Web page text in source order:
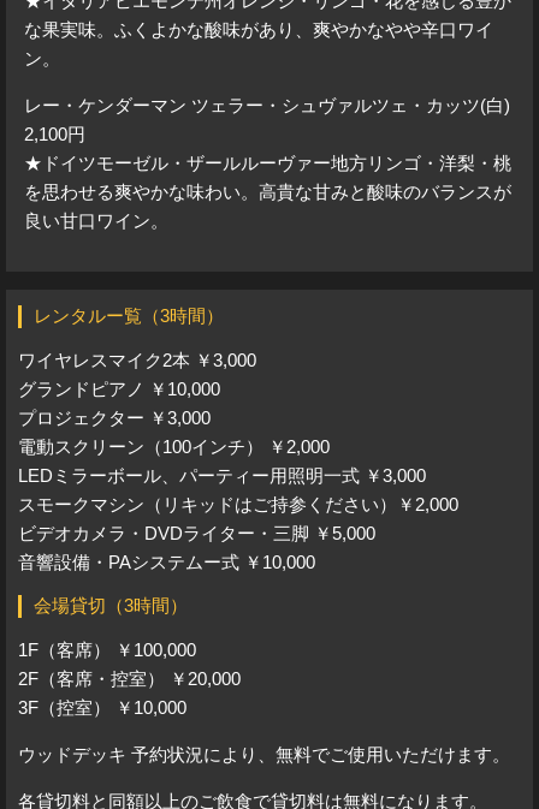
な果実味。ふくよかな酸味があり、爽やかなやや辛口ワイ
ン。
レー・ケンダーマン ツェラー・シュヴァルツェ・カッツ(白)
2,100円
★ドイツモーゼル・ザールルーヴァー地方リンゴ・洋梨・桃
を思わせる爽やかな味わい。高貴な甘みと酸味のバランスが
良い甘口ワイン。
レンタルー覧（3時間）
ワイヤレスマイク2本 ￥3,000
グランドピアノ ￥10,000
プロジェクター ￥3,000
電動スクリーン（100インチ） ￥2,000
LEDミラーボール、パーティー用照明一式 ￥3,000
スモークマシン（リキッドはご持参ください）￥2,000
ビデオカメラ・DVDライター・三脚 ￥5,000
音響設備・PAシステムー式 ￥10,000
会場貸切（3時間）
1F（客席） ￥100,000
2F（客席・控室） ￥20,000
3F（控室） ￥10,000
ウッドデッキ 予約状況により、無料でご使用いただけます。
各貸切料と同額以上のご飲食で貸切料は無料になります。